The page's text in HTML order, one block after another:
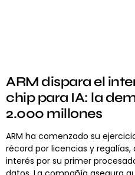
ARM dispara el
chip para IA: la
2.000 millones
ARM ha comenzado su
récord por licencias y
interés por su primer